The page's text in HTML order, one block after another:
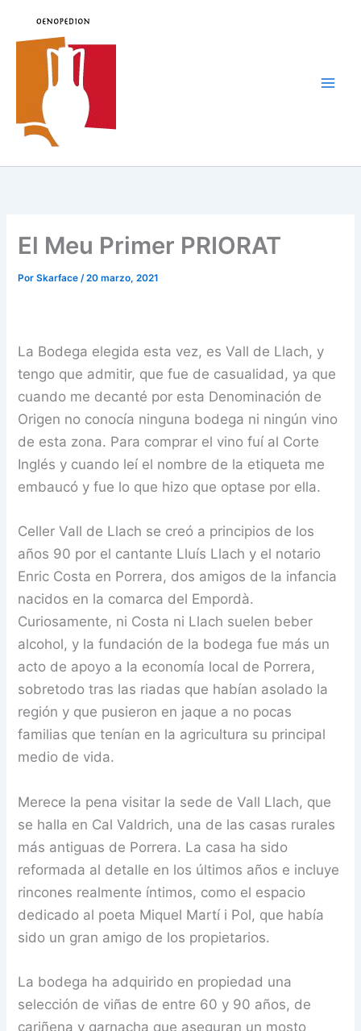
contenido
El Meu Primer PRIORAT
PorSkarface/20 marzo, 2021
La Bodega elegida esta vez, es Vall de Llach, y
tengo que admitir, que fue de casualidad, ya que
cuando me decanté por esta Denominación de
Origen no conocía ninguna bodega ni ningún vino
de esta zona. Para comprar el vino fuí al Corte
Inglés y cuando leí el nombre de la etiqueta me
embaucó y fue lo que hizo que optase por ella.
Celler Vall de Llach se creó a principios de los
años 90 por el cantante Lluís Llach y el notario
Enric Costa en Porrera, dos amigos de la infancia
nacidos en la comarca del Empordà.
Curiosamente, ni Costa ni Llach suelen beber
alcohol, y la fundación de la bodega fue más un
acto de apoyo a la economía local de Porrera,
sobretodo tras las riadas que habían asolado la
región y que pusieron en jaque a no pocas
familias que tenían en la agricultura su principal
medio de vida.
Merece la pena visitar la sede de Vall Llach, que
se halla en Cal Valdrich, una de las casas rurales
más antiguas de Porrera. La casa ha sido
reformada al detalle en los últimos años e incluye
rincones realmente íntimos, como el espacio
dedicado al poeta Miquel Martí i Pol, que había
sido un gran amigo de los propietarios.
La bodega ha adquirido en propiedad una
selección de viñas de entre 60 y 90 años, de
cariñena y garnacha que aseguran un mosto